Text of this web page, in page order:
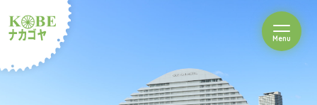
ルショップナカゴヤ
Menuを開閉